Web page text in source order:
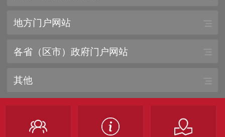
地方门户网站
各省（区市）政府门户网站
其他